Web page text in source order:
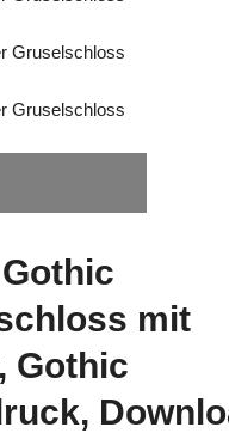
mit
Gothic